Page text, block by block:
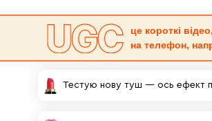
це короткі
на телефон,
Тестую нову туш — ось ефект